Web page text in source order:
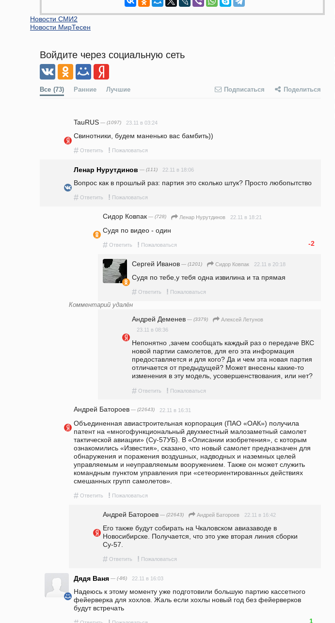
Новости СМИ2
Новости МирТесен
Войдите через социальную сеть
Все (73) Ранние Лучшие Подписаться Поделиться
TauRUS — (1097) 23.11 в 03:24
Свинотники, будем маненько вас бамбить))
# Ответить ! Пожаловаться
Ленар Нурутдинов — (111) 22.11 в 18:06
Вопрос как в прошлый раз: партия это сколько штук? Просто любопытство
# Ответить ! Пожаловаться
Сидор Ковпак — (728) Ленар Нурутдинов 22.11 в 18:21
Судя по видео - один
# Ответить ! Пожаловаться -2
Сергей Иванов — (1201) Сидор Ковпак 22.11 в 20:18
Судя по тебе,у тебя одна извилина и та прямая
# Ответить ! Пожаловаться
Комментарий удалён
Андрей Деменев — (3379)
Алексей Летунов
23.11 в 08:36
Непонятно ,зачем сообщать каждый раз о передаче ВКС
новой партии самолетов, для его эта информация
предоставляется и для кого? Да и чем эта новая партия
отличается от предыдущей? Может внесены какие-то
изменения в эту модель, усовершенствования, или нет?
# Ответить ! Пожаловаться
Андрей Батороев — (22643) 22.11 в 16:31
Объединенная авиастроительная корпорация (ПАО «ОАК») получила
патент на «многофункциональный двухместный малозаметный самолет
тактической авиации» (Су-57УБ). В «Описании изобретения», с которым
ознакомились «Известия», сказано, что новый самолет предназначен для
обнаружения и поражения воздушных, надводных и наземных целей
управляемым и неуправляемым вооружением. Также он может служить
командным пунктом управления при «сетеориентированных действиях
смешанных групп самолетов».
# Ответить ! Пожаловаться
Андрей Батороев — (22643) Андрей Батороев 22.11 в 16:42
Его также будут собирать на Чкаловском авиазаводе в
Новосибирске. Получается, что это уже вторая линия сборки
Су-57.
# Ответить ! Пожаловаться
Дядя Ваня — (-86) 22.11 в 16:03
Надеюсь к этому моменту уже подготовили большую партию кассетного
фейерверка для хохлов. Жаль если хохлы новый год без фейерверков
будут встречать
1